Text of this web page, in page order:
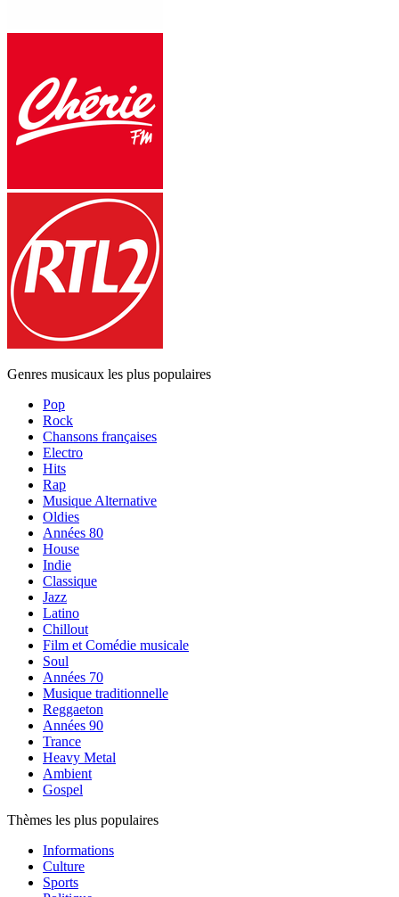
Genres musicaux les plus populaires
Pop
Rock
Chansons françaises
Electro
Hits
Rap
Musique Alternative
Oldies
Années 80
House
Indie
Classique
Jazz
Latino
Chillout
Film et Comédie musicale
Soul
Années 70
Musique traditionnelle
Reggaeton
Années 90
Trance
Heavy Metal
Ambient
Gospel
Thèmes les plus populaires
Informations
Culture
Sports